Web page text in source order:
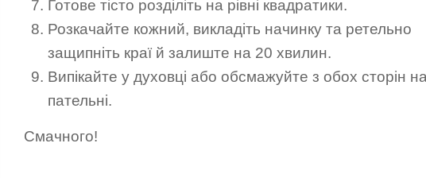
Готове тісто розділіть на рівні квадратики.
Розкачайте кожний, викладіть начинку та ретельно
защипніть краї й залиште на 20 хвилин.
Випікайте у духовці або обсмажуйте з обох сторін
пательні.
Смачного!